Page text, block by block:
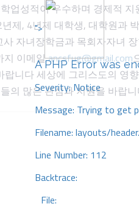
">
A PHP Error was
Severity: Notice
Message: Trying to get
Filename: layouts/
Line Number: 112
Backtrace:
File:
업성적이 우수하며 경제적
제, 4년제 대학생, 대학원과
사 자녀장학금과 목회자자녀
지 이메일ancsfug@gmail.com
니다 세상에 그리스도의 영
의 많은 관심과 지원을 바랍니